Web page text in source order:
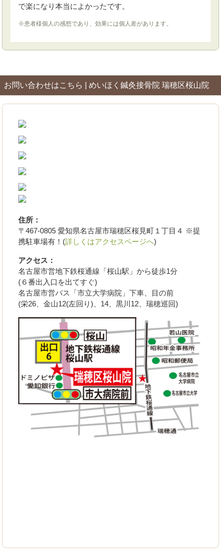
で楽になり本当によかったです。
※患者様個人の感想であり、効果には個人差があります。
お問い合わせはこちら | めいほく鍼灸接骨院 瑞穂区桜山院
住所：
〒467-0805 愛知県名古屋市瑞穂区桜見町１丁目４ ※提
携駐車場有！(詳しくはアクセスページへ)
アクセス：
名古屋市営地下鉄桜通線「桜山駅」から徒歩1分
(６番出入口を出てすぐ)
名古屋市営バス「市立大学病院」下車、目の前
(栄26、金山12(左回り)、14、黒川12、瑞穂巡回)